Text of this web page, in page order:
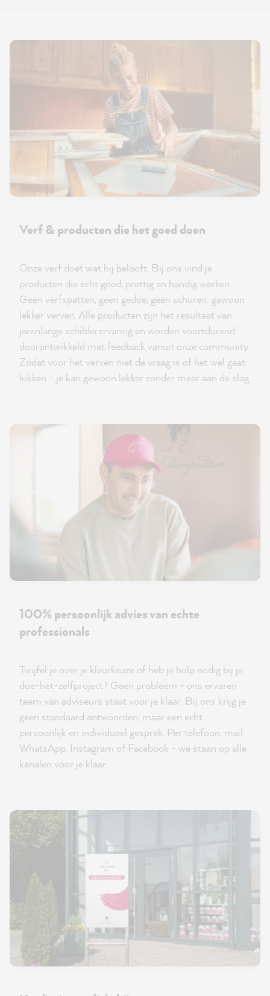
Verf & producten die het goed doen
Onze verf doet wat hij belooft. Bij ons vind je
producten die echt goed, prettig en handig werken.
Geen verfspatten, geen gedoe, geen schuren: gewoon
lekker verven. Alle producten zijn het resultaat van
jarenlange schilderervaring en worden voortdurend
doorontwikkeld met feedback vanuit onze community.
Zodat voor het verven niet de vraag is of het wel gaat
lukken - je kan gewoon lekker zonder meer aan de slag.
100% persoonlijk advies van echte
professionals
Twijfel je over je kleurkeuze of heb je hulp nodig bij je
doe-het-zelfproject? Geen probleem - ons ervaren
team van adviseurs staat voor je klaar. Bij ons krijg je
geen standaard antwoorden, maar een echt
persoonlijk en individueel gesprek. Per telefoon, mail,
WhatsApp, Instagram of Facebook - we staan op alle
kanalen voor je klaar.